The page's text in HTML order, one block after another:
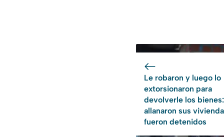
Le robaron y luego lo
extorsionaron para
devolverle los bienes:
allanaron sus
fueron detenidos